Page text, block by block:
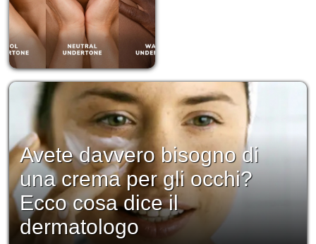
Avete davvero bisogno di
una crema per gli occhi?
Ecco cosa dice il
dermatologo